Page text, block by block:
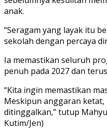
anak.
“Seragam yang layak itu
sekolah dengan percaya
Ia memastikan seluruh
penuh pada 2027 dan
“Kita ingin memastikan
Meskipun anggaran
ditinggalkan,” tutup
Kutim/Jen)